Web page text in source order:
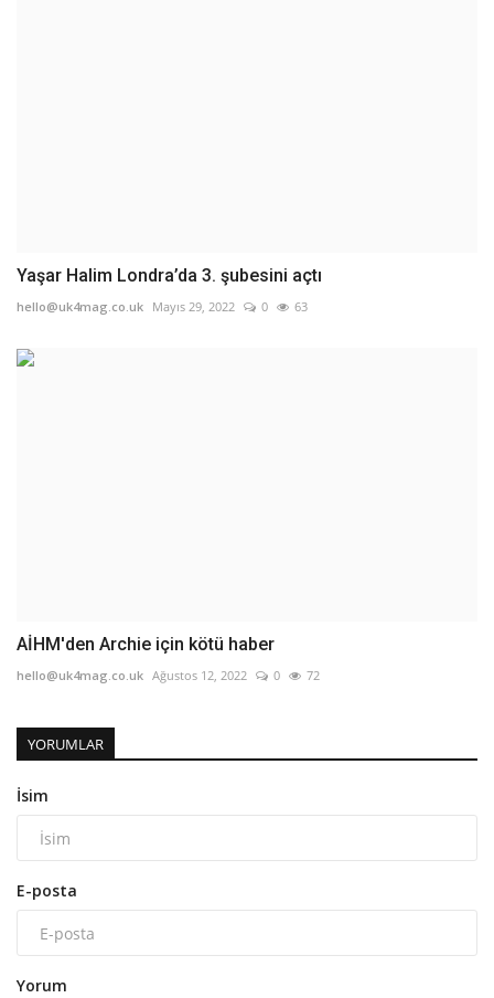
Yaşar Halim Londra’da 3. şubesini açtı
hello@uk4mag.co.uk Mayıs 29, 2022 0 63
AİHM'den Archie için kötü haber
hello@uk4mag.co.uk Ağustos 12, 2022 0 72
YORUMLAR
İsim
E-posta
Yorum